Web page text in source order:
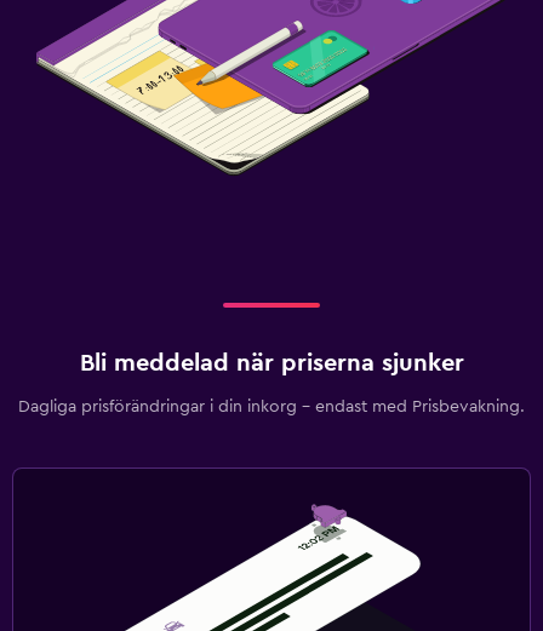
Bar/lounge
Matbord
Hälsa och säkerhet
Bli meddelad när priserna sjunker
Dagliga prisförändringar i din inkorg – endast med Prisbevakning.